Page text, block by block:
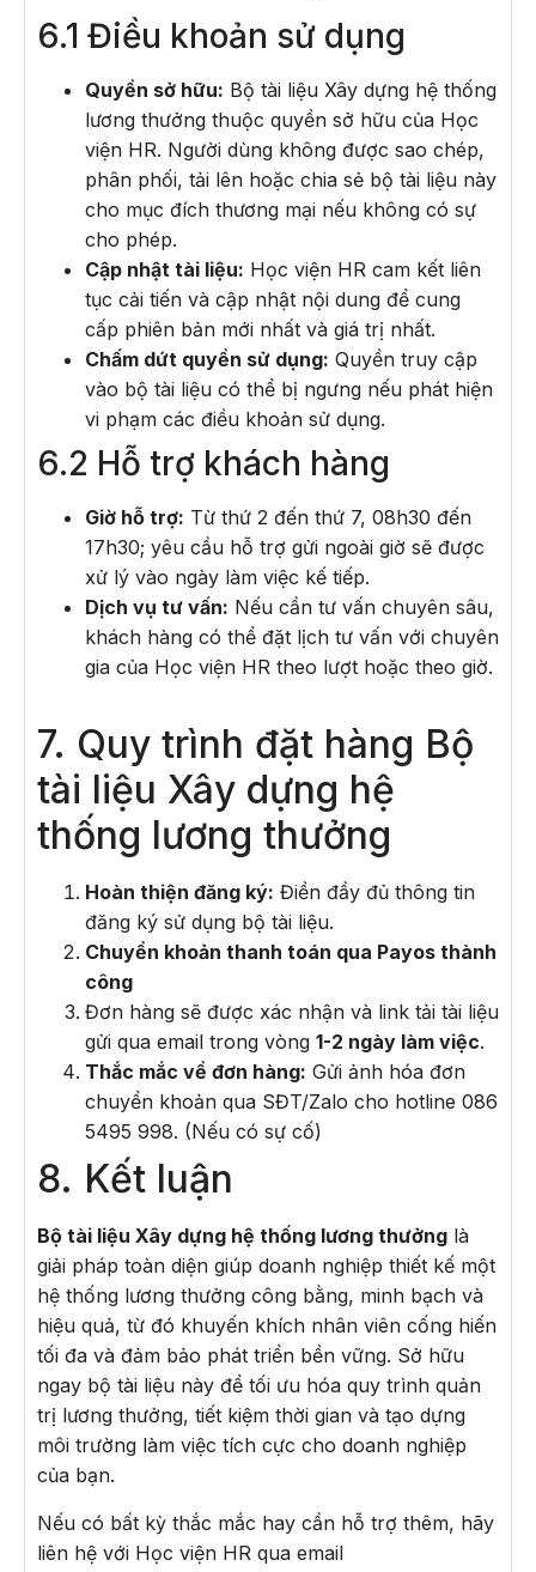
6.1 Điều khoản sử dụng
Quyền sở hữu: Bộ tài liệu Xây dựng hệ thống
lương thưởng thuộc quyền sở hữu của Học
viện HR. Người dùng không được sao chép,
phân phối, tải lên hoặc chia sẻ bộ tài liệu này
cho mục đích thương mại nếu không có sự
cho phép.
Cập nhật tài liệu: Học viện HR cam kết liên
tục cải tiến và cập nhật nội dung để cung
cấp phiên bản mới nhất và giá trị nhất.
Chấm dứt quyền sử dụng: Quyền truy cập
vào bộ tài liệu có thể bị ngưng nếu phát hiện
vi phạm các điều khoản sử dụng.
6.2 Hỗ trợ khách hàng
Giờ hỗ trợ: Từ thứ 2 đến thứ 7, 08h30 đến
17h30; yêu cầu hỗ trợ gửi ngoài giờ sẽ được
xử lý vào ngày làm việc kế tiếp.
Dịch vụ tư vấn: Nếu cần tư vấn chuyên sâu,
khách hàng có thể đặt lịch tư vấn với chuyên
gia của Học viện HR theo lượt hoặc theo giờ.
7. Quy trình đặt hàng Bộ
tài liệu Xây dựng hệ
thống lương thưởng
Hoàn thiện đăng ký: Điền đầy đủ thông tin
đăng ký sử dụng bộ tài liệu.
Chuyển khoản thanh toán qua Payos thành
công
Đơn hàng sẽ được xác nhận và link tải tài liệu
gửi qua email trong vòng 1-2 ngày làm việc.
Thắc mắc về đơn hàng: Gửi ảnh hóa đơn
chuyển khoản qua SĐT/Zalo cho hotline 086
5495 998. (Nếu có sự cố)
8. Kết luận
Bộ tài liệu Xây dựng hệ thống lương thưởng là
giải pháp toàn diện giúp doanh nghiệp thiết kế một
hệ thống lương thưởng công bằng, minh bạch và
hiệu quả, từ đó khuyến khích nhân viên cống hiến
tối đa và đảm bảo phát triển bền vững. Sở hữu
ngay bộ tài liệu này để tối ưu hóa quy trình quản
trị lương thưởng, tiết kiệm thời gian và tạo dựng
môi trường làm việc tích cực cho doanh nghiệp
của bạn.
Nếu có bất kỳ thắc mắc hay cần hỗ trợ thêm, hãy
liên hệ với Học viện HR qua email